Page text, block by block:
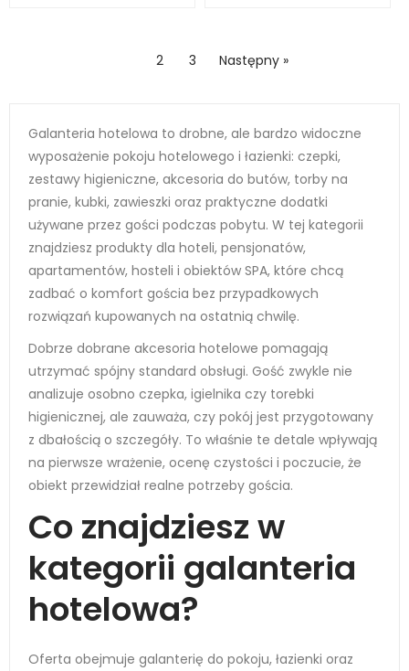
Galanteria hotelowa to drobne, ale bardzo widoczne
wyposażenie pokoju hotelowego i łazienki: czepki,
zestawy higieniczne, akcesoria do butów, torby na
pranie, kubki, zawieszki oraz praktyczne dodatki
używane przez gości podczas pobytu. W tej kategorii
znajdziesz produkty dla hoteli, pensjonatów,
apartamentów, hosteli i obiektów SPA, które chcą
zadbać o komfort gościa bez przypadkowych
rozwiązań kupowanych na ostatnią chwilę.
Dobrze dobrane akcesoria hotelowe pomagają
utrzymać spójny standard obsługi. Gość zwykle nie
analizuje osobno czepka, igielnika czy torebki
higienicznej, ale zauważa, czy pokój jest przygotowany
z dbałością o szczegóły. To właśnie te detale wpływają
na pierwsze wrażenie, ocenę czystości i poczucie, że
obiekt przewidział realne potrzeby gościa.
Co znajdziesz w
kategorii galanteria
hotelowa?
Oferta obejmuje galanterię do pokoju, łazienki oraz
2 3 Następny »